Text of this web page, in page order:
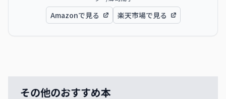
Amazonで見る 楽天市場で見る
その他のおすすめ本